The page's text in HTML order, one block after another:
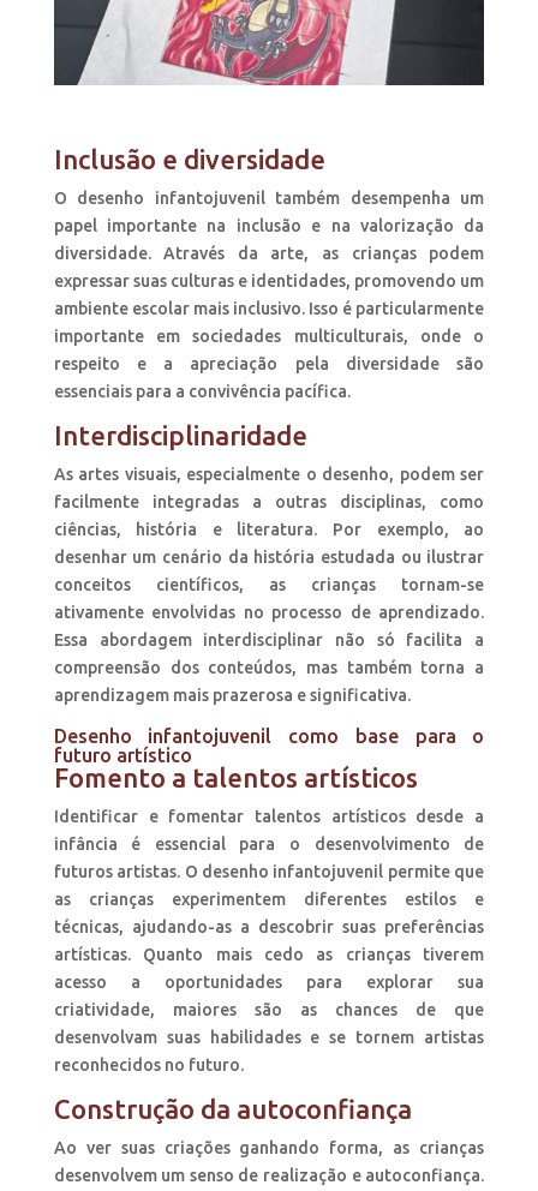
Inclusão e diversidade
O desenho infantojuvenil também desempenha um
papel importante na inclusão e na valorização da
diversidade. Através da arte, as crianças podem
expressar suas culturas e identidades, promovendo um
ambiente escolar mais inclusivo. Isso é particularmente
importante em sociedades multiculturais, onde o
respeito e a apreciação pela diversidade são
essenciais para a convivência pacífica.
Interdisciplinaridade
As artes visuais, especialmente o desenho, podem ser
facilmente integradas a outras disciplinas, como
ciências, história e literatura. Por exemplo, ao
desenhar um cenário da história estudada ou ilustrar
conceitos científicos, as crianças tornam-se
ativamente envolvidas no processo de aprendizado.
Essa abordagem interdisciplinar não só facilita a
compreensão dos conteúdos, mas também torna a
aprendizagem mais prazerosa e significativa.
Desenho infantojuvenil como base para o
futuro artístico
Fomento a talentos artísticos
Identificar e fomentar talentos artísticos desde a
infância é essencial para o desenvolvimento de
futuros artistas. O desenho infantojuvenil permite que
as crianças experimentem diferentes estilos e
técnicas, ajudando-as a descobrir suas preferências
artísticas. Quanto mais cedo as crianças tiverem
acesso a oportunidades para explorar sua
criatividade, maiores são as chances de que
desenvolvam suas habilidades e se tornem artistas
reconhecidos no futuro.
Construção da autoconfiança
Ao ver suas criações ganhando forma, as crianças
desenvolvem um senso de realização e autoconfiança.